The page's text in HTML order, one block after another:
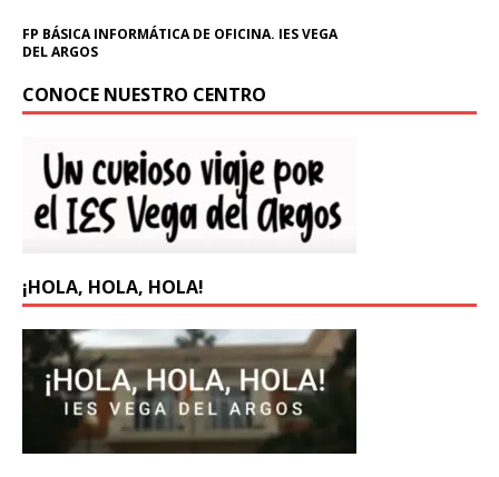
FP BÁSICA INFORMÁTICA DE OFICINA. IES VEGA
DEL ARGOS
CONOCE NUESTRO CENTRO
¡HOLA, HOLA, HOLA!